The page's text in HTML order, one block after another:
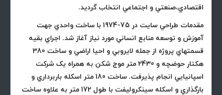
اقتصادي،صنعتي و اجتماعي انتخاب گرديد.
مقدمات طراحي سايت در 75-1974 با ساخت واحدي جهت
آموزش و توسعه منابع انساني مورد نياز آغاز شد. اجراي بقيه
قسمتهاي پروژه از جمله لايروبي و احيا اراضي و ساخت 380
هکتار حوضچه و 2430 متر موج شکن به همراه يک شرکت
اسپانيايي انجام پذيرفت. ساخت 180 متر اسکله باربرداري و
بارگذاري و اسکله سينکروليفت با طول 172 متر به علاوه ساخت